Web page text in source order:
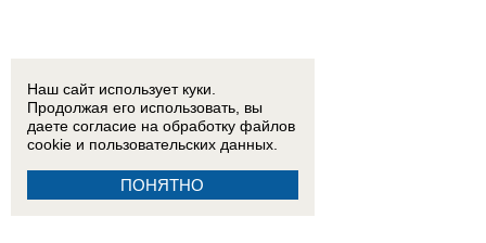
Наш сайт использует куки.
Продолжая его использовать, вы
даете согласие на обработку файлов
cookie и пользовательских данных.
ПОНЯТНО